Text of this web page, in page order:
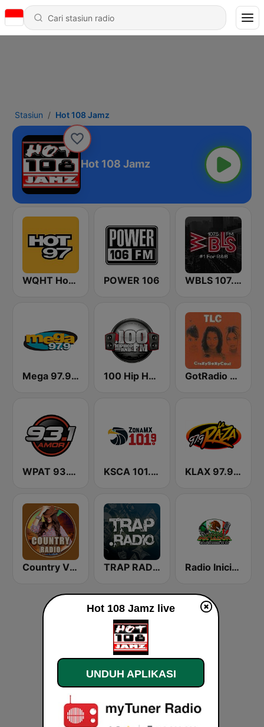
Stasiun Hot 108 Jamz
Hot 108 Jamz
WQHT Hot 97 FM POWER 106 WBLS 107.5 FM (US Only)
Mega 97.9 FM 100 Hip Hop and RNB FM GotRadio - Throwback Jamz
WPAT 93.1 Amor FM KSCA 101.9 Los Angeles FM (US Only) KLAX 97.9 La Raza FM
Country Vibes TRAP RADIO TRAP.radio Radio Iniciador
Hot 108 Jamz live
UNDUH APLIKASI